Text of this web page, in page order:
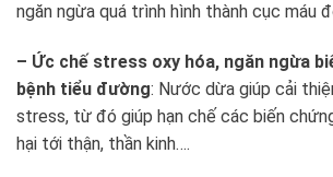
ngăn ngừa quá trình hình thành cục máu
– Ức chế stress oxy hóa, ngăn ngừa
bệnh tiểu đường: Nước dừa giúp cải
stress, từ đó giúp hạn chế các biến
hại tới thận, thần kinh….